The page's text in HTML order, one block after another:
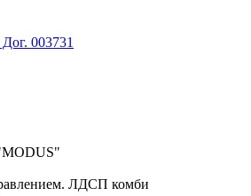
003731
ЛДСП комби